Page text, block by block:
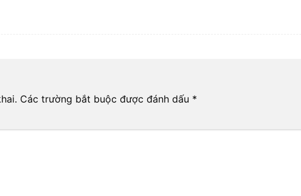
Các trường bắt buộc được đánh dấu *